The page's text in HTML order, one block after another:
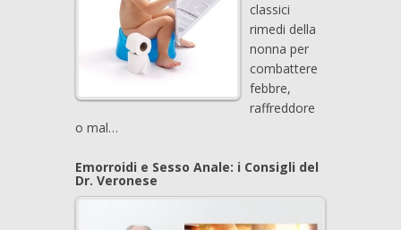
classici
rimedi della
nonna per
combattere
febbre,
raffreddore
o mal…
Emorroidi e Sesso Anale: i Consigli del
Dr. Veronese